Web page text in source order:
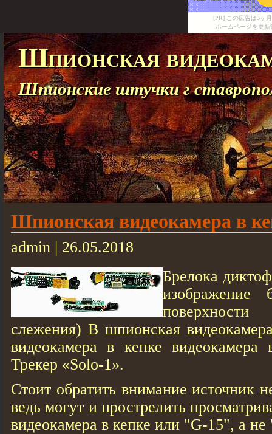
[PR] この広告は3ヶ
ホームページを更
Шпионская
Шпионские штучки г
Шпионская видеокамера в
admin | 26.05.2018
Брелока
изображение
слежения) В шпионская
видеокамера в кепке видеокамера
Трекер «Solo-1».
Стоит обратить внимание источник
ведь могут и прострелить
видеокамера в кепке или "G-15", а